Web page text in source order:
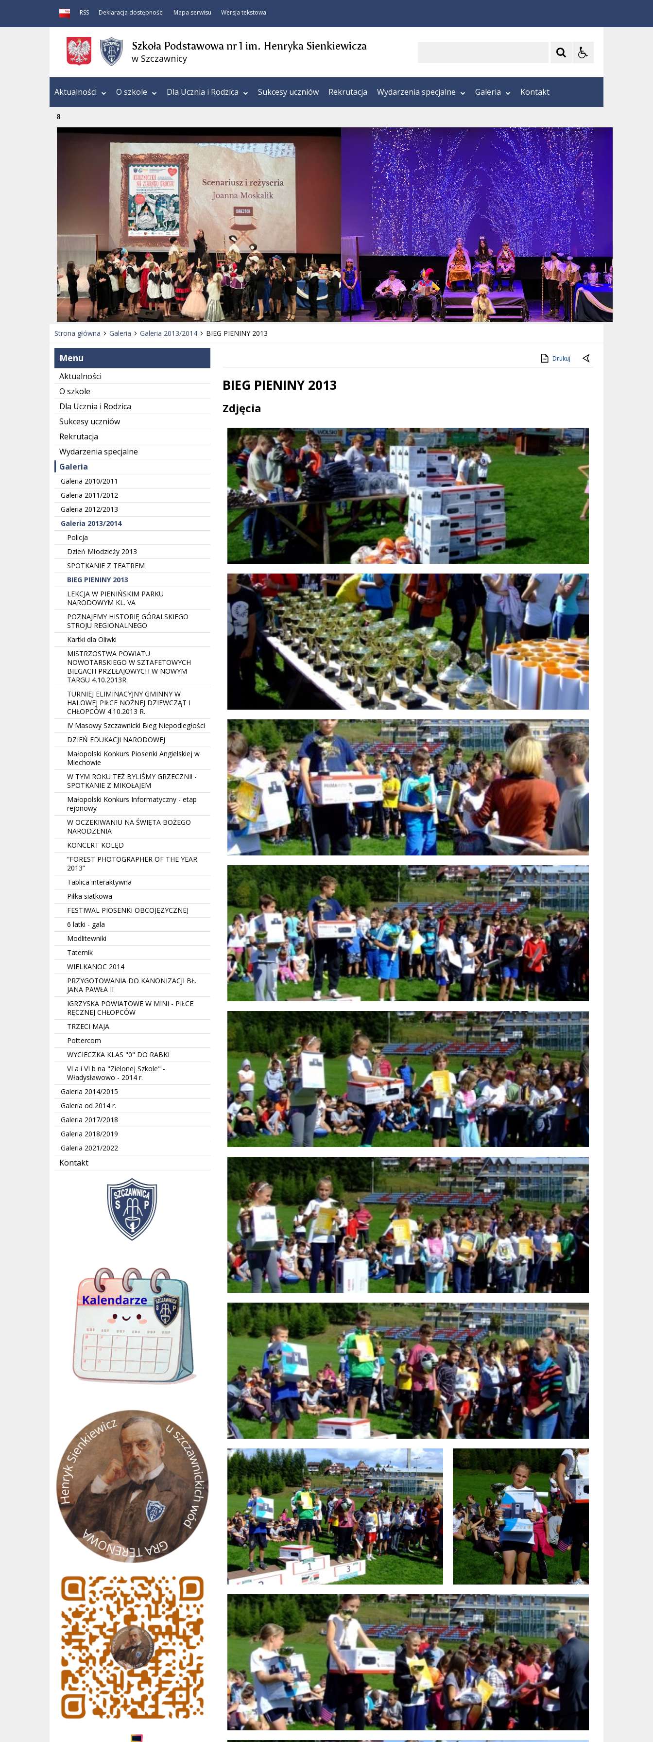
RSS Deklaracja dostępności Mapa serwisu Wersja tekstowa
Szkoła Podstawowa nr 1 im. Henryka Sienkiewicza
w Szczawnicy
Aktualności O szkole Dla Ucznia i Rodzica Sukcesy uczniów Rekrutacja Wydarzenia specjalne Galeria Kontakt
8
Strona główna Galeria Galeria 2013/2014 BIEG PIENINY 2013
Menu
Aktualności
O szkole
Dla Ucznia i Rodzica
Sukcesy uczniów
Rekrutacja
Wydarzenia specjalne
Galeria
Galeria 2010/2011
Galeria 2011/2012
Galeria 2012/2013
Galeria 2013/2014
Policja
Dzień Młodzieży 2013
SPOTKANIE Z TEATREM
BIEG PIENINY 2013
LEKCJA W PIENIŃSKIM PARKU
NARODOWYM KL. VA
POZNAJEMY HISTORIĘ GÓRALSKIEGO
STROJU REGIONALNEGO
Kartki dla Oliwki
MISTRZOSTWA POWIATU
NOWOTARSKIEGO W SZTAFETOWYCH
BIEGACH PRZEŁAJOWYCH W NOWYM
TARGU 4.10.2013R.
TURNIEJ ELIMINACYJNY GMINNY W
HALOWEJ PIŁCE NOŻNEJ DZIEWCZĄT I
CHŁOPCÓW 4.10.2013 R.
IV Masowy Szczawnicki Bieg Niepodległości
DZIEŃ EDUKACJI NARODOWEJ
Małopolski Konkurs Piosenki Angielskiej w
Miechowie
W TYM ROKU TEŻ BYLIŚMY GRZECZNI! -
SPOTKANIE Z MIKOŁAJEM
Małopolski Konkurs Informatyczny - etap
rejonowy
W OCZEKIWANIU NA ŚWIĘTA BOŻEGO
NARODZENIA
KONCERT KOLĘD
“FOREST PHOTOGRAPHER OF THE YEAR
2013”
Tablica interaktywna
Piłka siatkowa
FESTIWAL PIOSENKI OBCOJĘZYCZNEJ
6 latki - gala
Modlitewniki
Taternik
WIELKANOC 2014
PRZYGOTOWANIA DO KANONIZACJI BŁ.
JANA PAWŁA II
IGRZYSKA POWIATOWE W MINI - PIŁCE
RĘCZNEJ CHŁOPCÓW
TRZECI MAJA
Pottercom
WYCIECZKA KLAS "0" DO RABKI
VI a i VI b na "Zielonej Szkole" -
Władysławowo - 2014 r.
Galeria 2014/2015
Galeria od 2014 r.
Galeria 2017/2018
Galeria 2018/2019
Galeria 2021/2022
Kontakt
Drukuj
BIEG PIENINY 2013
Treść
Zdjęcia